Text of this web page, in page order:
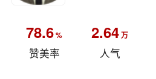
78.6%
赞美率
2.64 万
人气